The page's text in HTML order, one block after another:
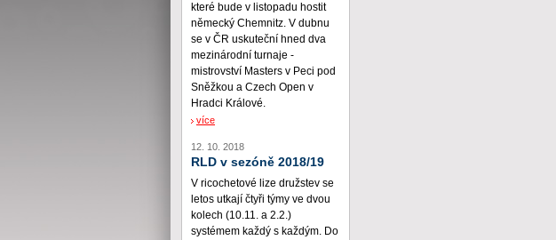
které bude v listopadu hostit
německý Chemnitz. V dubnu
se v ČR uskuteční hned dva
mezinárodní turnaje -
mistrovství Masters v Peci pod
Sněžkou a Czech Open v
Hradci Králové.
více
12. 10. 2018
RLD v sezóně 2018/19
V ricochetové lize družstev se
letos utkají čtyři týmy ve dvou
kolech (10.11. a 2.2.)
systémem každý s každým. Do